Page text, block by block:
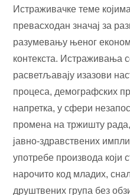
Истраживачке теме
превасходан значај за
разумевању њеног
контекста. Истраживања
расветљавају изазови
процеса, демографских
напретка, у сфери
промена на тржишту
јавно-здравствених
употребе производа који
нарочито код младих,
друштвених група без